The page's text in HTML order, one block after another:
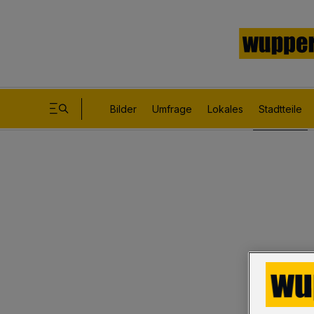
Bilder Umfrage Lokales Stadtteile